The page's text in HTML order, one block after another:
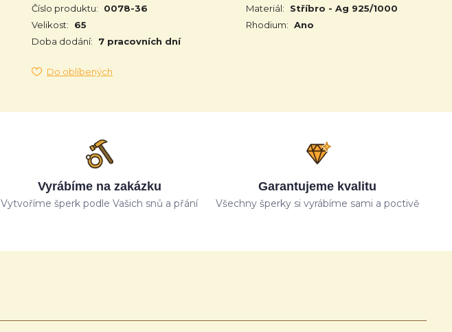
Číslo produktu: 0078-36 Materiál:
Stříbro - Ag 925/1000
Velikost:
65 Rhodium: Ano
Doba dodání:
7 pracovních dní
Do oblíbených
Vyrábíme na zakázku
Vytvoříme šperk podle Vašich snů a přání
Garantujeme kvalitu
Všechny šperky si vyrábíme sami a poctivě